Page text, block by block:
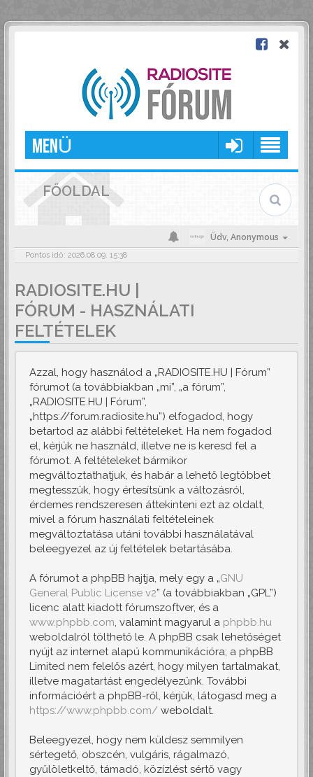
MENÜ
FŐOLDAL
Üdv, Anonymous
Pontos idő: 2026.08.09. 15:38
RADIOSITE.HU |
FÓRUM - HASZNÁLATI
FELTÉTELEK
Azzal, hogy használod a „RADIOSITE.HU | Fórum”
fórumot (a továbbiakban „mi”, „a fórum”,
„RADIOSITE.HU | Fórum”,
„https://forum.radiosite.hu”) elfogadod, hogy
betartod az alábbi feltételeket. Ha nem fogadod
el, kérjük ne használd, illetve ne is keresd fel a
fórumot. A feltételeket bármikor
megváltoztathatjuk, és habár a lehető legtöbbet
megtesszük, hogy értesítsünk a változásról,
érdemes rendszeresen áttekinteni ezt az oldalt,
mivel a fórum használati feltételeinek
megváltoztatása utáni további használatával
beleegyezel az új feltételek betartásába.
A fórumot a phpBB hajtja, mely egy a „GNU
General Public License v2” (a továbbiakban „GPL”)
licenc alatt kiadott fórumszoftver, és a
www.phpbb.com, valamint magyarul a phpbb.hu
weboldalról tölthető le. A phpBB csak lehetőséget
nyújt az internet alapú kommunikációra; a phpBB
Limited nem felelős azért, hogy milyen tartalmakat,
illetve magatartást engedélyezünk. További
információért a phpBB-ről, kérjük, látogasd meg a
https://www.phpbb.com/ weboldalt.
Beleegyezel, hogy nem küldesz semmilyen
sértegető, obszcén, vulgáris, rágalmazó,
gyűlöletkeltő, támadó, közízlést sértő vagy